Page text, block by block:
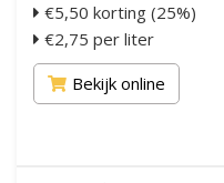
€5,50 korting (25%)
€2,75 per liter
Bekijk online